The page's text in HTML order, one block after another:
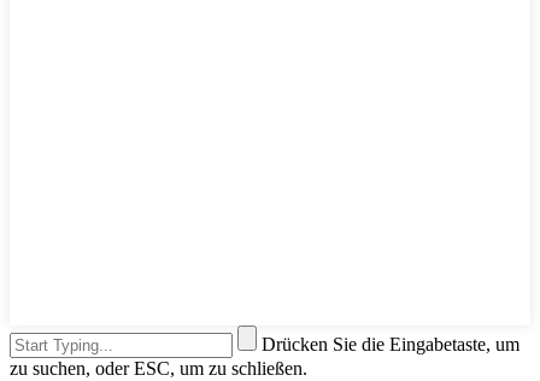
Drücken Sie die Eingabetaste, um
zu suchen, oder ESC, um zu schließen.